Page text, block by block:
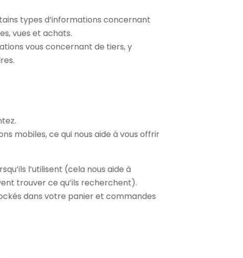
types d’informations concernant
vues et achats.
vous concernant de tiers, y
mobiles, ce qui nous aide à vous offrir
l’utilisent (cela nous aide à
trouver ce qu’ils recherchent).
dans votre panier et commandes